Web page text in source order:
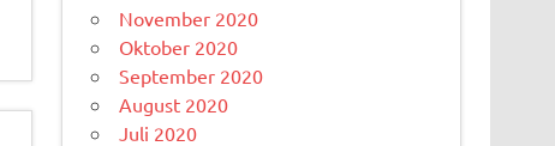
November 2020
Oktober 2020
September 2020
August 2020
Juli 2020